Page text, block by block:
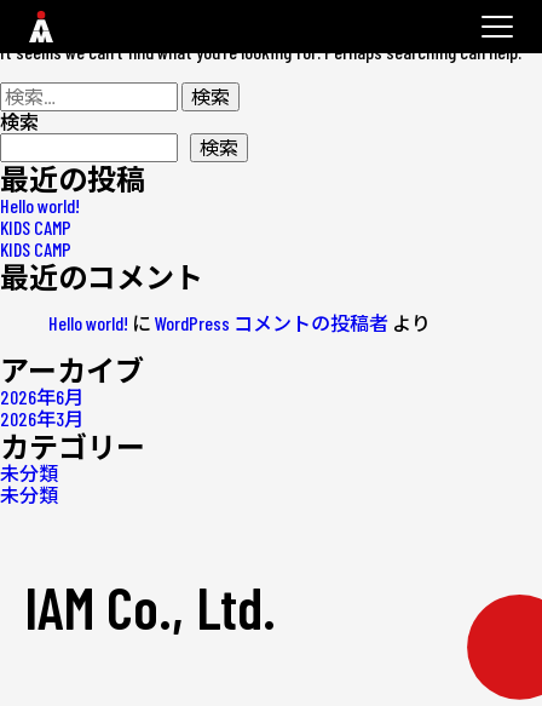
Nothing Found
It seems we can’t find what you’re looking for. Perhaps searching can help.
検
索:
検索
検索
最近の投稿
Hello world!
KIDS CAMP
KIDS CAMP
最近のコメント
Hello world! に WordPress コメントの投稿者 より
アーカイブ
2026年6月
2026年3月
カテゴリー
未分類
未分類
IAM Co., Ltd.